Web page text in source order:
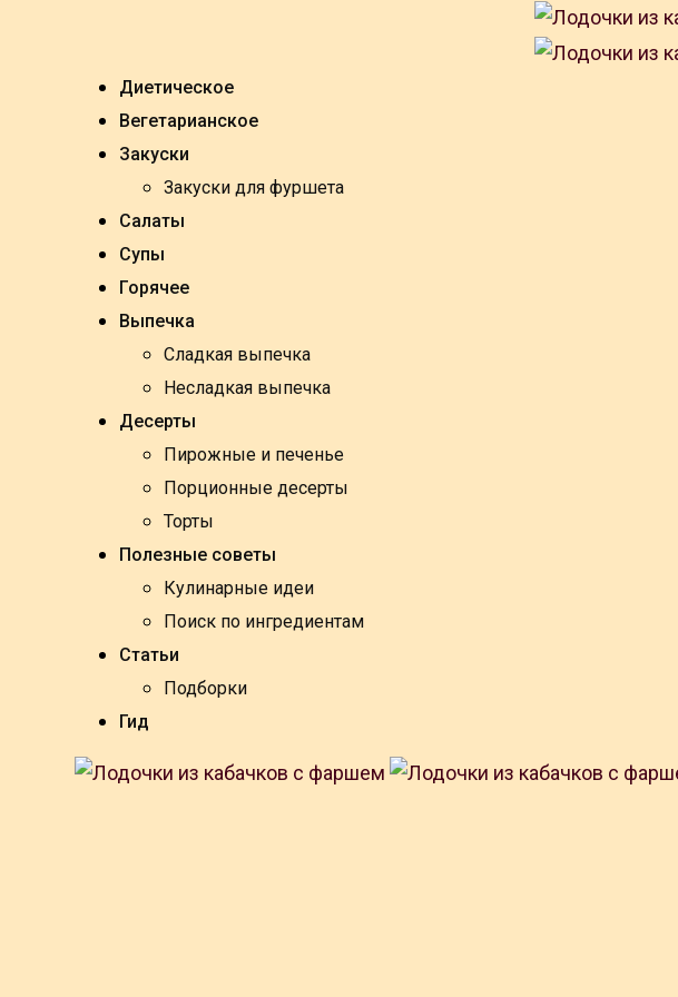
Диетическое
Вегетарианское
Закуски
Закуски для фуршета
Салаты
Супы
Горячее
Выпечка
Сладкая выпечка
Несладкая выпечка
Десерты
Пирожные и печенье
Порционные десерты
Торты
Полезные советы
Кулинарные идеи
Поиск по ингредиентам
Статьи
Подборки
Гид